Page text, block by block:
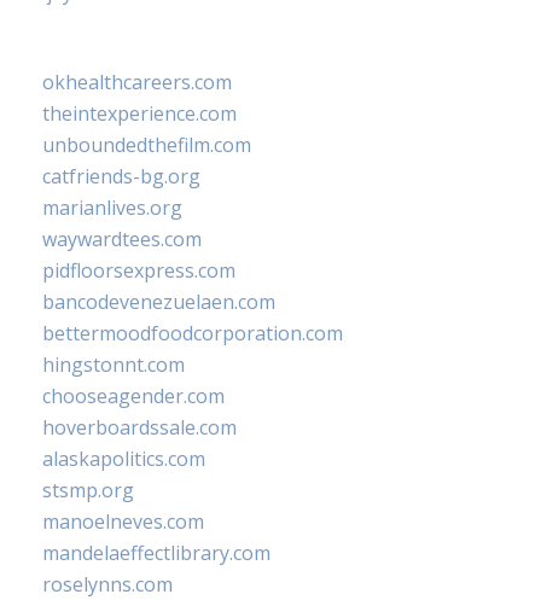
okhealthcareers.com
theintexperience.com
unboundedthefilm.com
catfriends-bg.org
marianlives.org
waywardtees.com
pidfloorsexpress.com
bancodevenezuelaen.com
bettermoodfoodcorporation.com
hingstonnt.com
chooseagender.com
hoverboardssale.com
alaskapolitics.com
stsmp.org
manoelneves.com
mandelaeffectlibrary.com
roselynns.com